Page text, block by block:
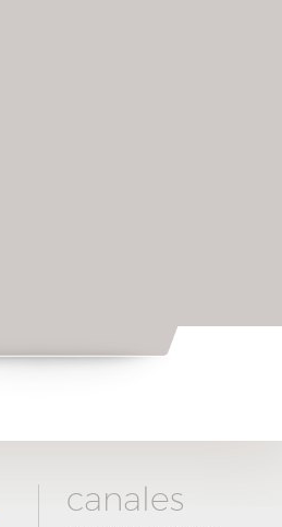
canales